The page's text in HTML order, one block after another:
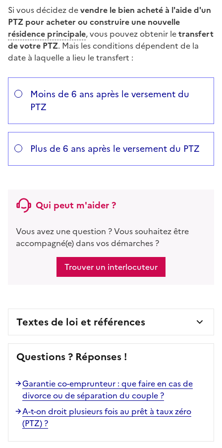
Si vous décidez devendre le bien acheté à l'aide d'un
PTZ pour acheter ou construire une nouvelle
résidence principale, vous pouvez obtenir letransfert
de votre PTZ. Mais les conditions dépendent de la
date à laquelle a lieu le transfert :
Répondez aux questions successives et les réponses
Vous avez choisi
Moins de 6 ans après le versement du
PTZ
Plus de 6 ans après le versement du PTZ
Qui peut m'aider ?
Vous avez une question ? Vous souhaitez être
accompagné(e) dans vos démarches ?
Trouver un interlocuteur
Textes de loi et références
Questions ? Réponses !
Garantie co-emprunteur : que faire en cas de
divorce ou de séparation du couple ?
A-t-on droit plusieurs fois au prêt à taux zéro
(PTZ) ?